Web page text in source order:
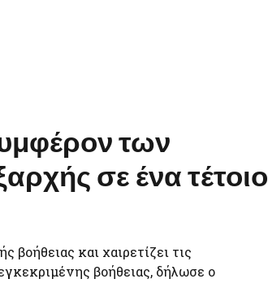
των
σε ένα τέτοιο
βοήθειας και χαιρετίζει τις
βοήθειας, δήλωσε ο